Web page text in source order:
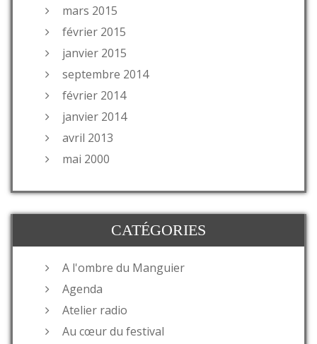
mars 2015
février 2015
janvier 2015
septembre 2014
février 2014
janvier 2014
avril 2013
mai 2000
CATÉGORIES
A l'ombre du Manguier
Agenda
Atelier radio
Au cœur du festival